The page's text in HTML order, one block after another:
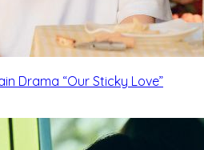
Drama “Our Sticky Love”